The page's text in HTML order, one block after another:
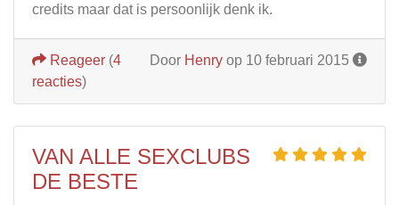
credits maar dat is persoonlijk denk ik.
Door Henry op 10 februari 2015
Reageer (4
reacties)
VAN ALLE SEXCLUBS
DE BESTE